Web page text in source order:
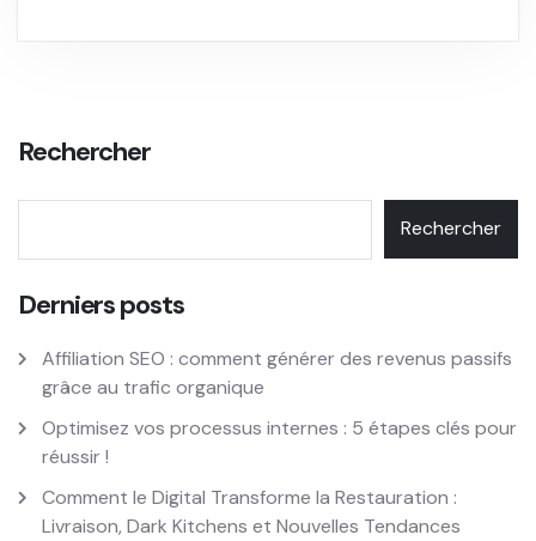
Rechercher
Rechercher
Derniers posts
Affiliation SEO : comment générer des revenus passifs
grâce au trafic organique
Optimisez vos processus internes : 5 étapes clés pour
réussir !
Comment le Digital Transforme la Restauration :
Livraison, Dark Kitchens et Nouvelles Tendances